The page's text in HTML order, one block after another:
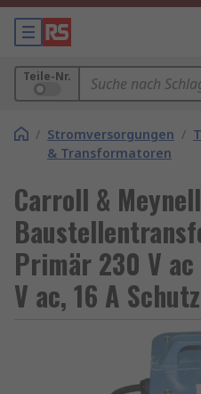
Teile-Nr.
/ Stromversorgungen
& Transformatoren
/
Carroll &
Primär 230 V
V ac, 16 A